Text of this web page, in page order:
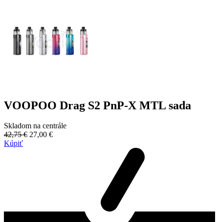
VOOPOO Drag S2 PnP-X MTL sada
Skladom na centrále
42,75 € 27,00 €
Kúpiť